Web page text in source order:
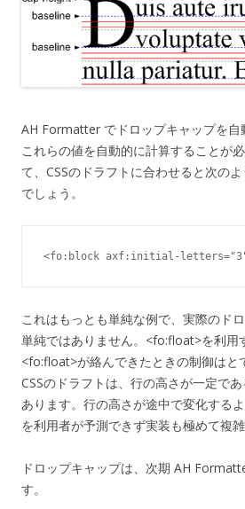
AH Formatter でドロップキャップを自
これらの値を自動的に計算することが
て、CSSのドラフトに合わせると次の
でしょう。
<fo:block axf:initial-
これはもっとも単純な例で、実際のド
単純ではありません。<fo:float>を利用
<fo:float>が絡んできたときの制御はと
CSSのドラフトは、行の高さが一定で
あります。行の高さが途中で変化する
を利用者が予測できず実装も極めて複雑
ドロップキャップは、次期 AH
す。